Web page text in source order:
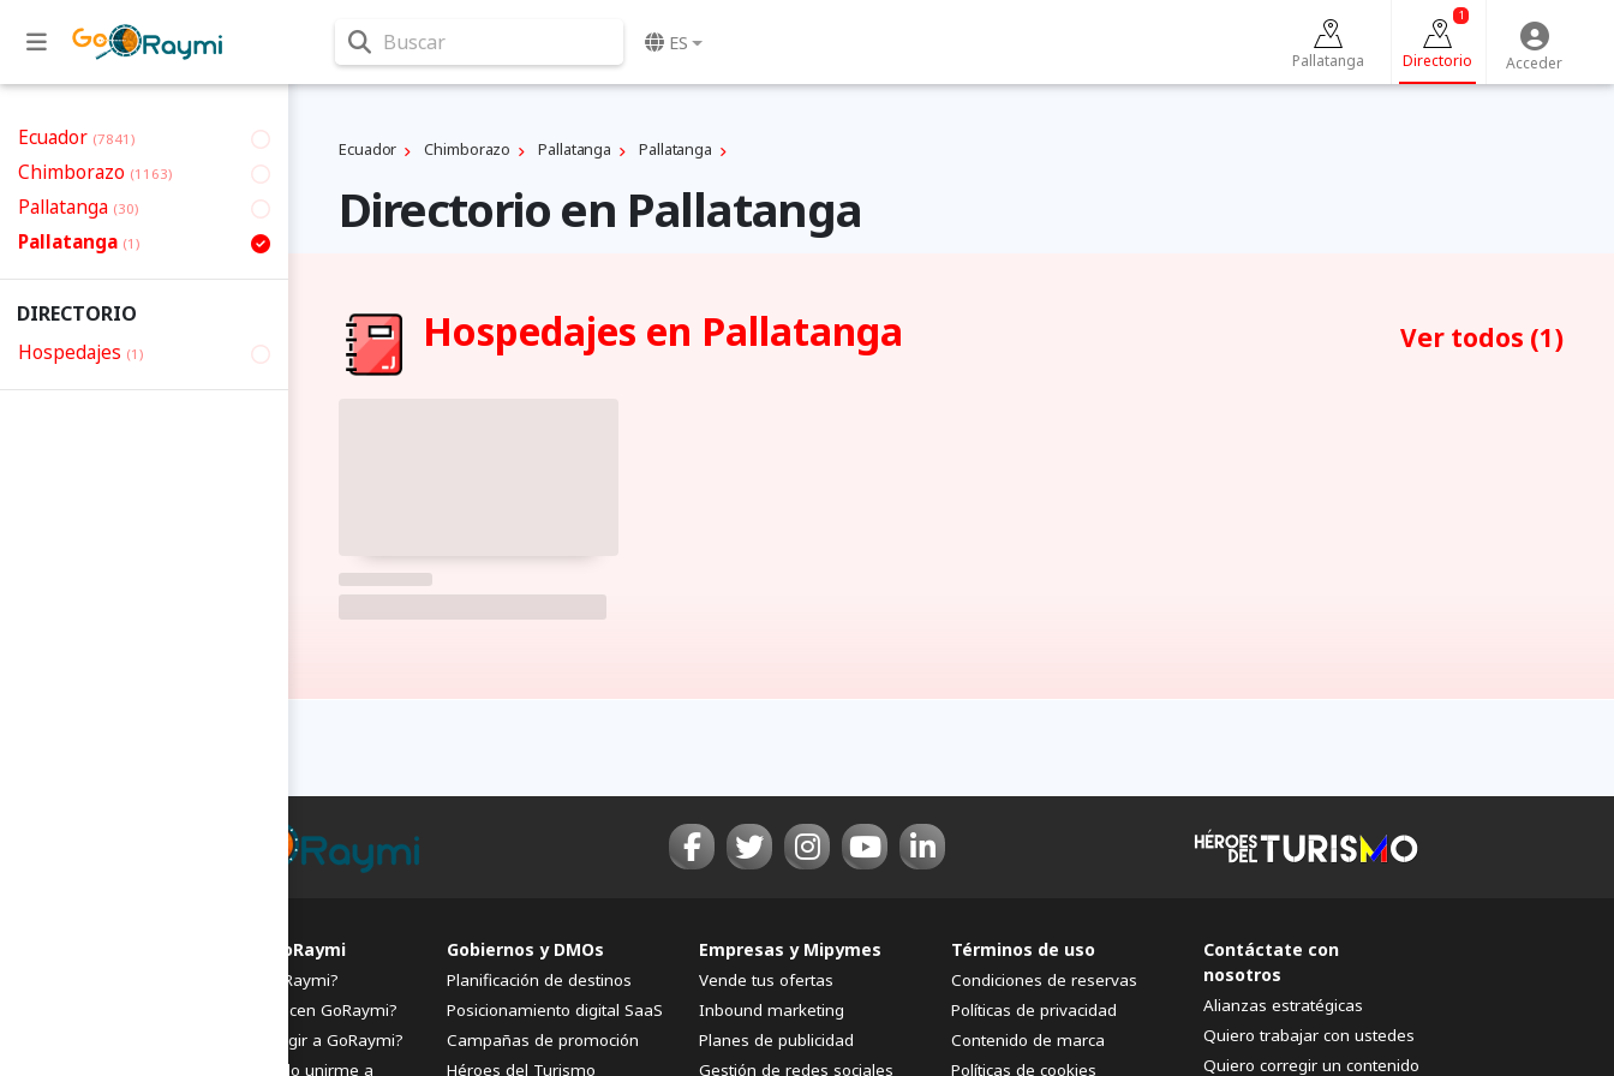
Buscar ES
Pallatanga Directorio
1
Acceder
Ecuador (7841)
Chimborazo (1163)
Pallatanga (30)
Pallatanga (1)
DIRECTORIO
Hospedajes (1)
Ecuador Chimborazo Pallatanga Pallatanga
Directorio en Pallatanga
Hospedajes en Pallatanga Ver todos (1)
FAQs de GoRaymi
¿Qué es GoRaymi?
¿Quiénes hacen GoRaymi?
¿Por qué elegir a GoRaymi?
¿Cómo puedo unirme a
Gobiernos y DMOs
Planificación de destinos
Posicionamiento digital SaaS
Campañas de promoción
Héroes del Turismo
Empresas y Mipymes
Vende tus ofertas
Inbound marketing
Planes de publicidad
Gestión de redes sociales
Términos de uso
Condiciones de reservas
Políticas de privacidad
Contenido de marca
Políticas de cookies
Contáctate con
nosotros
Alianzas estratégicas
Quiero trabajar con ustedes
Quiero corregir un contenido